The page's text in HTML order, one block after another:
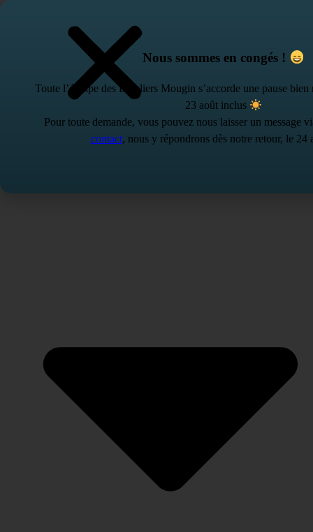
Nous sommes en congés !
Toute l’équipe des Escaliers Mougin s’accorde une pause
23 août inclus
Pour toute demande, vous pouvez nous laisser un message
contact, nous y répondrons dès notre retour, le 24